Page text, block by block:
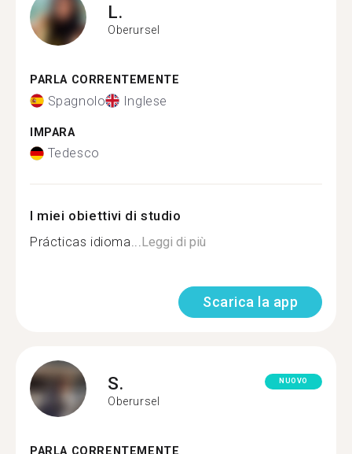
L.
Oberursel
PARLA CORRENTEMENTE
Spagnolo Inglese
IMPARA
Tedesco
I miei obiettivi di studio
Prácticas idioma...Leggi di più
Scarica la app
S.
Oberursel
NUOVO
PARLA CORRENTEMENTE